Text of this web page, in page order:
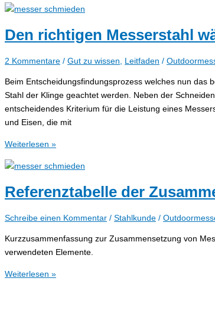
Elemente
P,
Si
und
V
auf
die
von
Stahl
Den richtigen Messerstahl
2 Kommentare / Gut zu wissen Leitfaden /
Beim Entscheidungsfindungsprozess welches nun das
Stahl der Klinge geachtet werden. Neben der
entscheidendes Kriterium für die Leistung eines
und Eisen, die mit
Den
Messerstahl
wählen
–
Anleitung.
Weiterlesen »
Referenztabelle der
Schreibe einen Kommentar / Stahlkunde /
Kurzzusammenfassung zur Zusammensetzung von
verwendeten Elemente.
Referenztabelle
Weiterlesen »